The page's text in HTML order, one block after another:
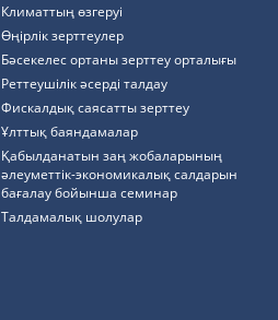
Климаттың өзгеруі
Өңірлік зерттеулер
Бәсекелес ортаны зерттеу орталығы
Реттеушілік әсерді талдау
Фискалдық саясатты зерттеу
Ұлттық баяндамалар
Қабылданатын заң жобаларының
әлеуметтік-экономикалық салдарын
бағалау бойынша семинар
Талдамалық шолулар